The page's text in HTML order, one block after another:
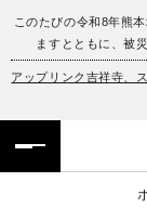
このたびの令和8年熊
ますとともに、被
アップリンク吉祥寺、
フロアガイド
イベント・
ENGLISH
簡体字